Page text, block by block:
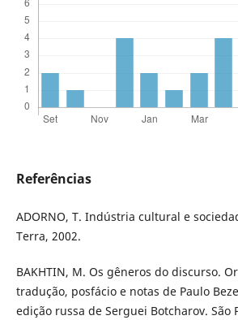
Referências
ADORNO, T. Indústria cultural e
Terra, 2002.
BAKHTIN, M. Os gêneros do discurso.
tradução, posfácio e notas de Paulo
edição russa de Serguei Botcharov. São